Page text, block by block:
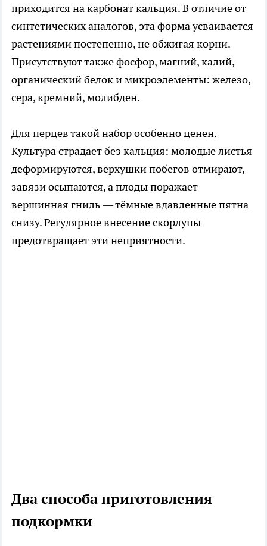
приходится на карбонат кальция. В отличие от
синтетических аналогов, эта форма усваивается
растениями постепенно, не обжигая корни.
Присутствуют также фосфор, магний, калий,
органический белок и микроэлементы: железо,
сера, кремний, молибден.
Для перцев такой набор особенно ценен.
Культура страдает без кальция: молодые листья
деформируются, верхушки побегов отмирают,
завязи осыпаются, а плоды поражает
вершинная гниль — тёмные вдавленные пятна
снизу. Регулярное внесение скорлупы
предотвращает эти неприятности.
Два способа приготовления
подкормки